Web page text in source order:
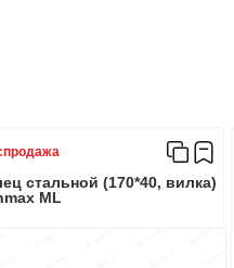
стальной (170*40, вилка)
ML